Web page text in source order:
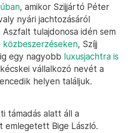
, amikor Szijjártó Péter
nyári jachtozásáról
tulajdonosa idén sem
, Szíjj
egy nagyobb luxusjachtra is
vállalkozó nevét a
helyen találjuk.
támadás alatt áll a
emlegetett Bige László.